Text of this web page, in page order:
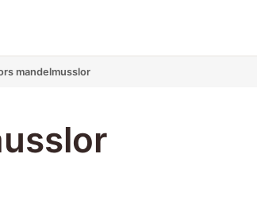
mandelmusslor